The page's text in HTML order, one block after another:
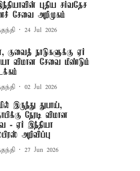
புதிய சர்வதேச
சேவை அறிமுகம்
24 Jul 2026
குவைத் நாடுகளுக்கு ஏர்
விமான சேவை மீண்டும்
02 Jul 2026
இருந்து துபாய்,
நேரடி விமான
- ஏர் இந்தியா
அறிவிப்பு
27 Jun 2026